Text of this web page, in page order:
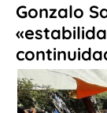
Gonzalo